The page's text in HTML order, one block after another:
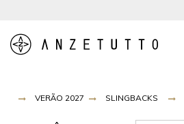
VERÃO 2027 SLINGBACKS